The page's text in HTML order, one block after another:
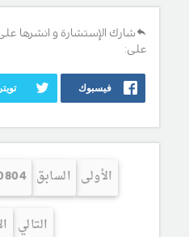
شارك الإستشارة و انشرها
على:
فيسبوك تويتر
الأولى السابق
التالي